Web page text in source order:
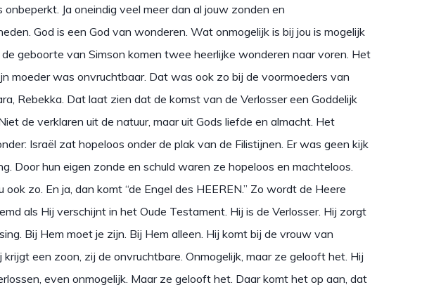
onbeperkt. Ja oneindig veel meer dan al jouw zonden en
God is een God van wonderen. Wat onmogelijk is bij jou is mogelijk
de geboorte van Simson komen twee heerlijke wonderen naar voren. Het
moeder was onvruchtbaar. Dat was ook zo bij de voormoeders van
Rebekka. Dat laat zien dat de komst van de Verlosser een Goddelijk
de verklaren uit de natuur, maar uit Gods liefde en almacht. Het
Israël zat hopeloos onder de plak van de Filistijnen. Er was geen kijk
Door hun eigen zonde en schuld waren ze hopeloos en machteloos.
ook zo. En ja, dan komt “de Engel des HEEREN.” Zo wordt de Heere
als Hij verschijnt in het Oude Testament. Hij is de Verlosser. Hij zorgt
Bij Hem moet je zijn. Bij Hem alleen. Hij komt bij de vrouw van
krijgt een zoon, zij de onvruchtbare. Onmogelijk, maar ze gelooft het. Hij
even onmogelijk. Maar ze gelooft het. Daar komt het op aan, dat